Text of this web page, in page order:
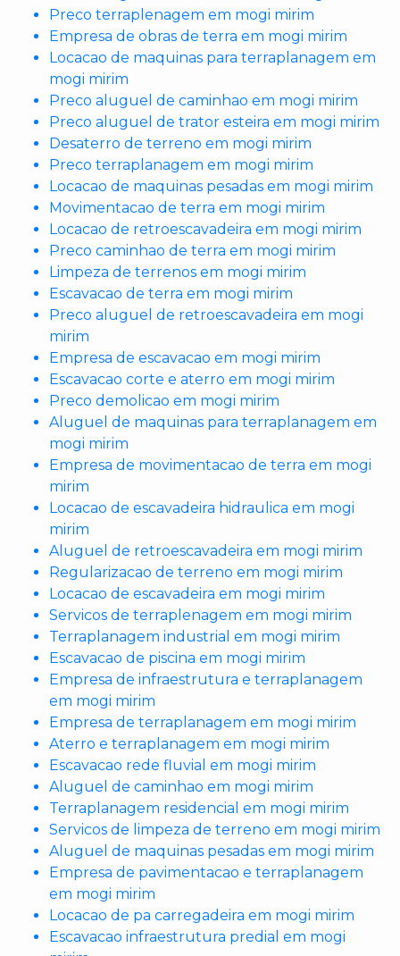
Preco terraplenagem em mogi mirim
Empresa de obras de terra em mogi mirim
Locacao de maquinas para terraplanagem em
mogi mirim
Preco aluguel de caminhao em mogi mirim
Preco aluguel de trator esteira em mogi mirim
Desaterro de terreno em mogi mirim
Preco terraplanagem em mogi mirim
Locacao de maquinas pesadas em mogi mirim
Movimentacao de terra em mogi mirim
Locacao de retroescavadeira em mogi mirim
Preco caminhao de terra em mogi mirim
Limpeza de terrenos em mogi mirim
Escavacao de terra em mogi mirim
Preco aluguel de retroescavadeira em mogi
mirim
Empresa de escavacao em mogi mirim
Escavacao corte e aterro em mogi mirim
Preco demolicao em mogi mirim
Aluguel de maquinas para terraplanagem em
mogi mirim
Empresa de movimentacao de terra em mogi
mirim
Locacao de escavadeira hidraulica em mogi
mirim
Aluguel de retroescavadeira em mogi mirim
Regularizacao de terreno em mogi mirim
Locacao de escavadeira em mogi mirim
Servicos de terraplenagem em mogi mirim
Terraplanagem industrial em mogi mirim
Escavacao de piscina em mogi mirim
Empresa de infraestrutura e terraplanagem
em mogi mirim
Empresa de terraplanagem em mogi mirim
Aterro e terraplanagem em mogi mirim
Escavacao rede fluvial em mogi mirim
Aluguel de caminhao em mogi mirim
Terraplanagem residencial em mogi mirim
Servicos de limpeza de terreno em mogi mirim
Aluguel de maquinas pesadas em mogi mirim
Empresa de pavimentacao e terraplanagem
em mogi mirim
Locacao de pa carregadeira em mogi mirim
Escavacao infraestrutura predial em mogi